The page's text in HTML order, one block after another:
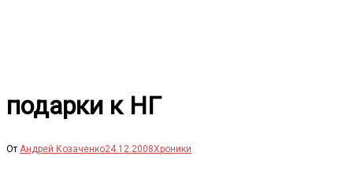
подарки к НГ
От Андрей Козаченко24.12.2008Хроники